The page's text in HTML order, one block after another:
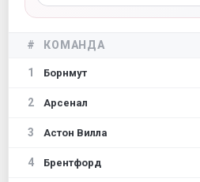
# КОМАНДА
1 Борнмут
2 Арсенал
3 Астон Вилла
4 Брентфорд